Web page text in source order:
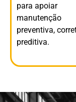
para apoiar
manutenção
preventiva,
preditiva.